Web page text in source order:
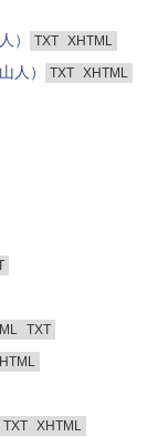
） TXT XHTML
人） TXT XHTML
TXT
TXT XHTML